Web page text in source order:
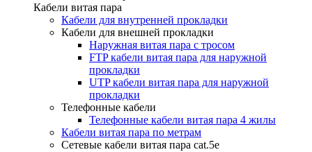
Кабели витая пара
Кабели для внутренней прокладки
Кабели для внешней прокладки
Наружная витая пара с тросом
FTP кабели витая пара для наружной
прокладки
UTP кабели витая пара для наружной
прокладки
Телефонные кабели
Телефонные кабели витая пара 4 жилы
Кабели витая пара по метрам
Сетевые кабели витая пара cat.5e